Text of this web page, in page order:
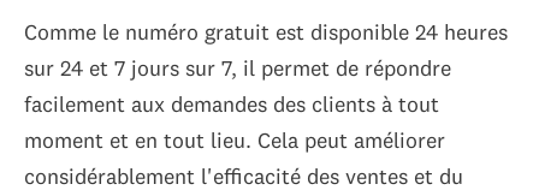
Comme le numéro gratuit est disponible 24 heures
sur 24 et 7 jours sur 7, il permet de répondre
facilement aux demandes des clients à tout
moment et en tout lieu. Cela peut améliorer
considérablement l'efficacité des ventes et du